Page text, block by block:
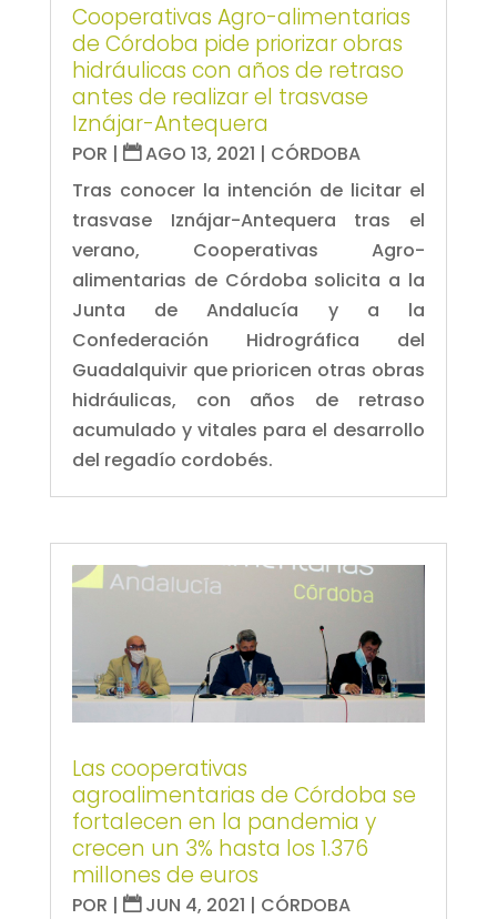
Cooperativas Agro-alimentarias
de Córdoba pide priorizar obras
hidráulicas con años de retraso
antes de realizar el trasvase
Iznájar-Antequera
POR | AGO 13, 2021 | CÓRDOBA
Tras conocer la intención de licitar el
trasvase Iznájar-Antequera tras el
verano, Cooperativas Agro-
alimentarias de Córdoba solicita a la
Junta de Andalucía y a la
Confederación Hidrográfica del
Guadalquivir que prioricen otras obras
hidráulicas, con años de retraso
acumulado y vitales para el desarrollo
del regadío cordobés.
Las cooperativas
agroalimentarias de Córdoba se
fortalecen en la pandemia y
crecen un 3% hasta los 1.376
millones de euros
POR | JUN 4, 2021 | CÓRDOBA